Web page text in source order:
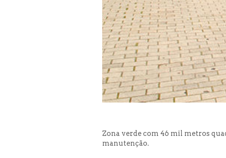
Zona verde com 46 mil metros
manutenção.